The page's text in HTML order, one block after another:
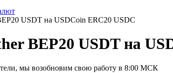
USDT на USDCoin ERC20 USDC
BEP20 USDT на
мы возобновим свою работу в 8:00 МСК